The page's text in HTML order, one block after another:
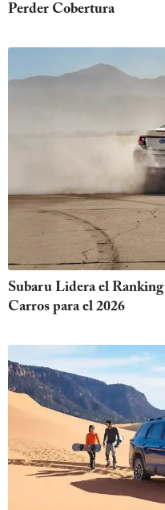
Perder Cobertura
Subaru Lidera el
Carros para el 2026